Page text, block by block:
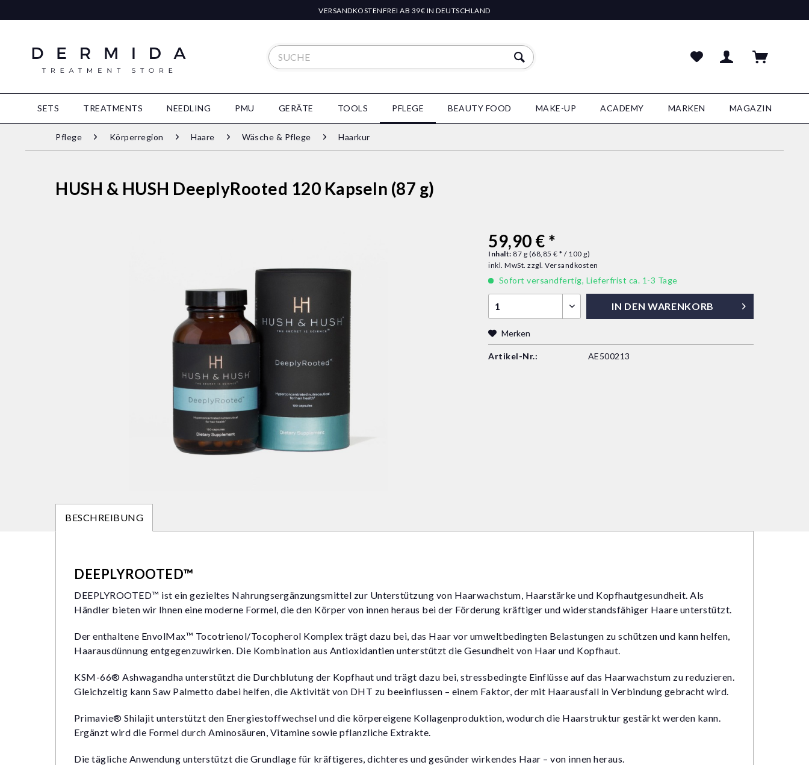
VERSANDKOSTENFREI AB 39€ IN DEUTSCHLAND
SETS TREATMENTS NEEDLING PMU GERÄTE TOOLS PFLEGE BEAUTY FOOD MAKE-UP ACADEMY MARKEN MAGAZIN
Pflege Körperregion Haare Wäsche & Pflege Haarkur
HUSH & HUSH DeeplyRooted 120 Kapseln (87 g)
59,90 € *
Inhalt:87 g (68,85 € * / 100 g)
inkl. MwSt.zzgl. Versandkosten
Sofort versandfertig, Lieferfrist ca. 1-3 Tage
IN DEN WARENKORB
Merken
Artikel-Nr.: AE500213
BESCHREIBUNG
DEEPLYROOTED™
DEEPLYROOTED™ ist ein gezieltes Nahrungsergänzungsmittel zur Unterstützung von Haarwachstum, Haarstärke und Kopfhautgesundheit. Als
Händler bieten wir Ihnen eine moderne Formel, die den Körper von innen heraus bei der Förderung kräftiger und widerstandsfähiger Haare unterstützt.
Der enthaltene EnvolMax™ Tocotrienol/Tocopherol Komplex trägt dazu bei, das Haar vor umweltbedingten Belastungen zu schützen und kann helfen,
Haarausdünnung entgegenzuwirken. Die Kombination aus Antioxidantien unterstützt die Gesundheit von Haar und Kopfhaut.
KSM-66® Ashwagandha unterstützt die Durchblutung der Kopfhaut und trägt dazu bei, stressbedingte Einflüsse auf das Haarwachstum zu reduzieren.
Gleichzeitig kann Saw Palmetto dabei helfen, die Aktivität von DHT zu beeinflussen – einem Faktor, der mit Haarausfall in Verbindung gebracht wird.
Primavie® Shilajit unterstützt den Energiestoffwechsel und die körpereigene Kollagenproduktion, wodurch die Haarstruktur gestärkt werden kann.
Ergänzt wird die Formel durch Aminosäuren, Vitamine sowie pflanzliche Extrakte.
Die tägliche Anwendung unterstützt die Grundlage für kräftigeres, dichteres und gesünder wirkendes Haar – von innen heraus.